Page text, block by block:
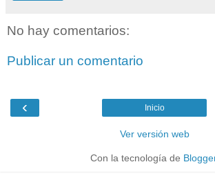
No hay comentarios:
Publicar un comentario
‹ Inicio
Ver versión web
Con la tecnología de